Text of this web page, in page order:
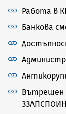
Работа в
Банкова
Вътрешен
ЗЗЛПСПОИН